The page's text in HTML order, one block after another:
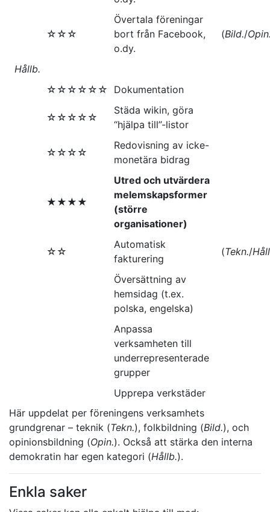
☆☆☆
Övertala föreningar
bort från Facebook,
o.dy.
(Bild./
Hållb.
☆☆☆☆☆☆
Dokumentation
☆☆☆☆☆
Städa wikin, göra
“hjälpa till”-listor
☆☆☆☆
Redovisning av icke-
monetära bidrag
★★★★
Utred och utvärdera
melemskapsformer
(större
organisationer)
☆☆
Automatisk
fakturering
(Tekn./
Översättning av
hemsidag (t.ex.
polska, engelska)
Anpassa
verksamheten till
underrepresenterade
grupper
Upprepa verkstäder
Här uppdelat per föreningens verksamhets
grundgrenar – teknik (Tekn.), folkbildning (Bild.), och
opinionsbildning (Opin.). Också att stärka den interna
demokratin har egen kategori (Hållb.).
Enkla saker